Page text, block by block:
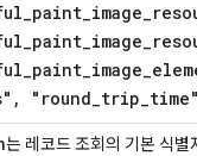
"round_trip_time"]
는 레코드 조회의 기본 식별자